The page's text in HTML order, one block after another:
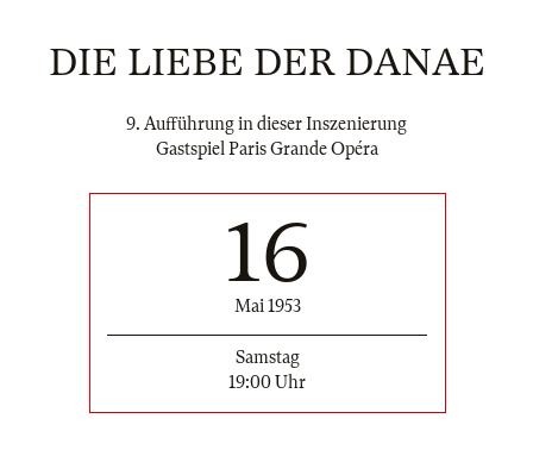
DIE LIEBE DER DANAE
9. Aufführung in dieser Inszenierung
Gastspiel Paris Grande Opéra
16
Mai 1953
Samstag
19:00 Uhr